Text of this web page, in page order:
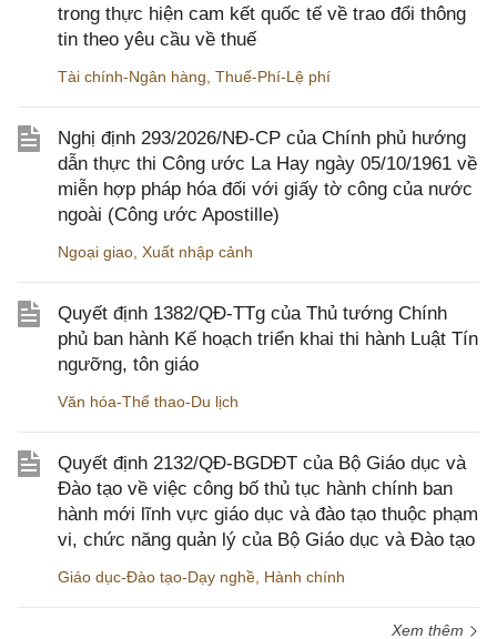
trong thực hiện cam kết quốc tế về trao đổi thông
tin theo yêu cầu về thuế
Tài chính-Ngân hàng Thuế-Phí-Lệ phí
Nghị định 293/2026/NĐ-CP của Chính phủ hướng
dẫn thực thi Công ước La Hay ngày 05/10/1961 về
miễn hợp pháp hóa đối với giấy tờ công của nước
ngoài (Công ước Apostille)
Ngoại giao Xuất nhập cảnh
Quyết định 1382/QĐ-TTg của Thủ tướng Chính
phủ ban hành Kế hoạch triển khai thi hành Luật Tín
ngưỡng, tôn giáo
Văn hóa-Thể thao-Du lịch
Quyết định 2132/QĐ-BGDĐT của Bộ Giáo dục và
Đào tạo về việc công bố thủ tục hành chính ban
hành mới lĩnh vực giáo dục và đào tạo thuộc phạm
vi, chức năng quản lý của Bộ Giáo dục và Đào tạo
Giáo dục-Đào tạo-Dạy nghề Hành chính
Xem thêm